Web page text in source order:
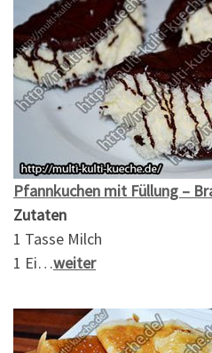
Pfannkuchen mit Füllung –
Zutaten
1 Tasse Milch
1 Ei…weiter